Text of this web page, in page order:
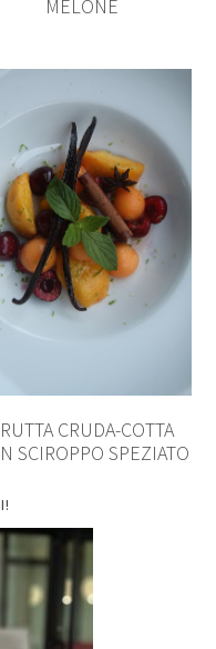
MELONE
CRUDA-COTTA
SCIROPPO SPEZIATO